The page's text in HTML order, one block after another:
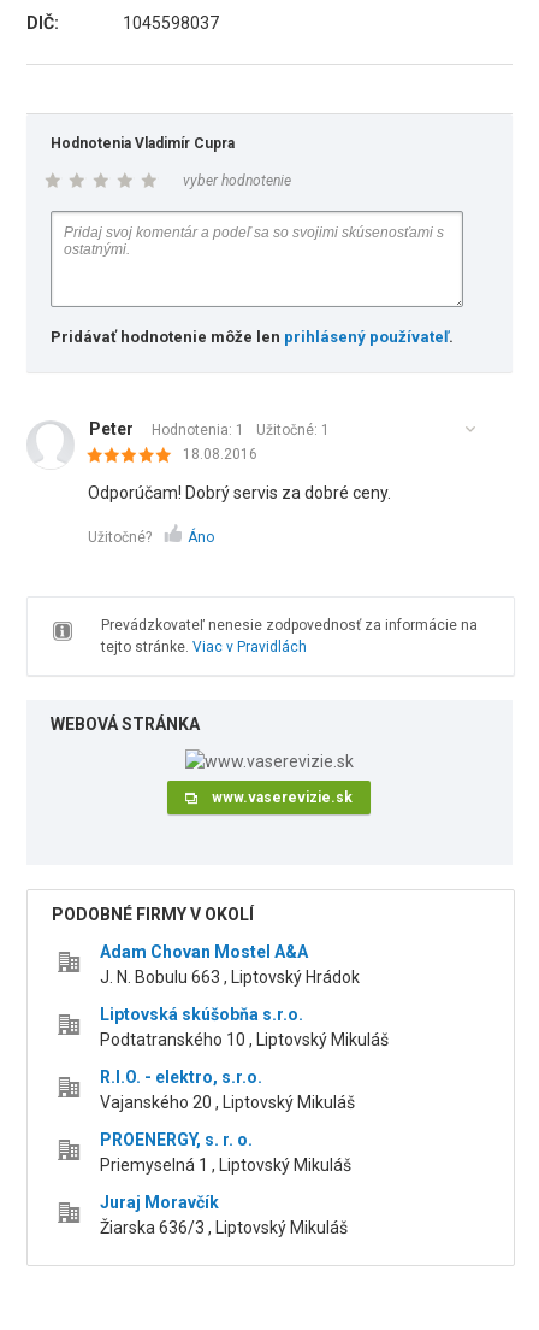
DIČ:
1045598037
Hodnotenia Vladimír Cupra
vyber hodnotenie
Pridávať hodnotenie môže len prihlásený používateľ.
Peter Hodnotenia: 1 Užitočné: 1
18.08.2016
Odporúčam! Dobrý servis za dobré ceny.
Užitočné? Áno
Prevádzkovateľ nenesie zodpovednosť za informácie na
tejto stránke. Viac v Pravidlách
WEBOVÁ STRÁNKA
www.vaserevizie.sk
PODOBNÉ FIRMY V OKOLÍ
Adam Chovan Mostel A&A
J. N. Bobulu 663 , Liptovský Hrádok
Liptovská skúšobňa s.r.o.
Podtatranského 10 , Liptovský Mikuláš
R.I.O. - elektro, s.r.o.
Vajanského 20 , Liptovský Mikuláš
PROENERGY, s. r. o.
Priemyselná 1 , Liptovský Mikuláš
Juraj Moravčík
Žiarska 636/3 , Liptovský Mikuláš